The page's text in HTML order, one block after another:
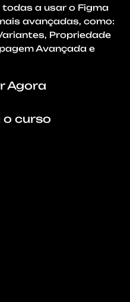
a usar o Figma
avançadas, como:
Propriedade
Avançada e
Agora
o curso